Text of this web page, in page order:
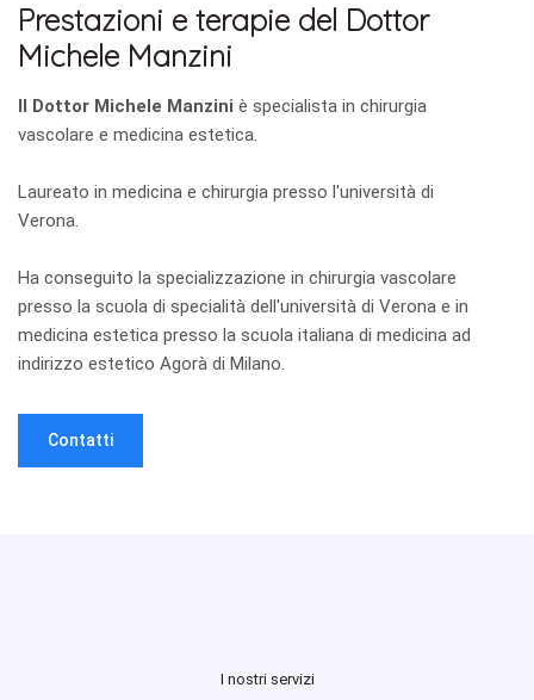
Prestazioni e terapie del Dottor
Michele Manzini
Il Dottor Michele Manzini è specialista in chirurgia
vascolare e medicina estetica.
Laureato in medicina e chirurgia presso l'università di
Verona.
Ha conseguito la specializzazione in chirurgia vascolare
presso la scuola di specialità dell'università di Verona e in
medicina estetica presso la scuola italiana di medicina ad
indirizzo estetico Agorà di Milano.
Contatti
I nostri servizi